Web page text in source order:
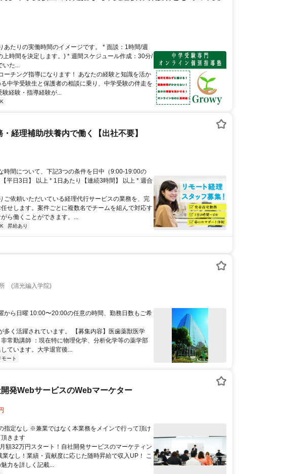
あたりの実働時間のイメージです。 * 面談：1時間/週
上時間を決定します。) * 週間スケジュール作成：30分/
いた...
ーチング指導になります！ あなたの経験と知識を活か
中学受験生と保護者の相談に乗り、中学受験の伴走を
験経験・指導経験が...
経理補助/扶養内で働く【出社不要】
時間について、下記3つの条件を日中（9:00-19:00の
平日3日】 以上 * 1日あたり【連続3時間】 以上 * 週合
ご依頼いただいている経理代行サービスの業務を、完
せします。案件ごとに複数名でチームを組んで対応す
ら働くことができます。...
昇給あり
(清光編入学院)
から日曜 10:00〜20:00の任意の時間、勤務日数もご希
多く活躍されています。 【募集内容】医歯薬獣医学
勤講師 ：現在特に物理化学、分析化学等の薬学部
ています。大学退官後...
モート
開発WebサービスのWebマーケター
指定なし ※兼業ではなく本業務をメインで行って頂け
きます
額32万円スタート！自社開発サービスのマーケティン
なし！業績・貢献度に応じた随時昇給で収入UP！ こ
力を詳しく記載...